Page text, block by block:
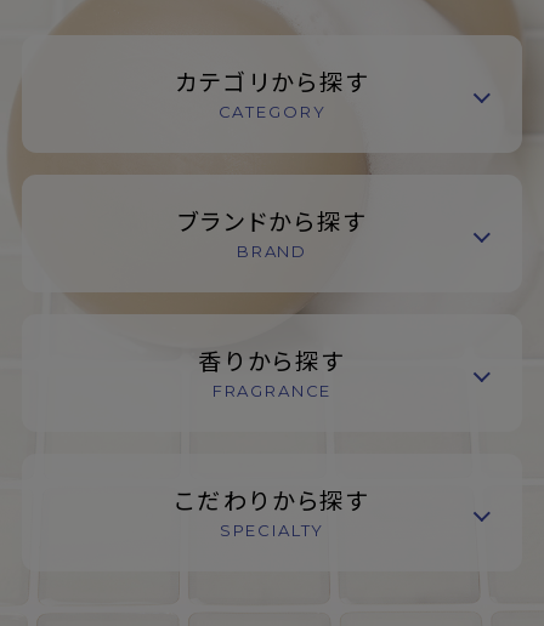
カテゴリから探す
CATEGORY
ブランドから探す
BRAND
香りから探す
FRAGRANCE
こだわりから探す
SPECIALTY